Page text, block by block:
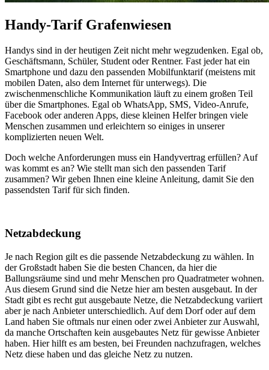
Handy-Tarif Grafenwiesen
Handys sind in der heutigen Zeit nicht mehr wegzudenken. Egal ob,
Geschäftsmann, Schüler, Student oder Rentner. Fast jeder hat ein
Smartphone und dazu den passenden Mobilfunktarif (meistens mit
mobilen Daten, also dem Internet für unterwegs). Die
zwischenmenschliche Kommunikation läuft zu einem großen Teil
über die Smartphones. Egal ob WhatsApp, SMS, Video-Anrufe,
Facebook oder anderen Apps, diese kleinen Helfer bringen viele
Menschen zusammen und erleichtern so einiges in unserer
komplizierten neuen Welt.
Doch welche Anforderungen muss ein Handyvertrag erfüllen? Auf
was kommt es an? Wie stellt man sich den passenden Tarif
zusammen? Wir geben Ihnen eine kleine Anleitung, damit Sie den
passendsten Tarif für sich finden.
Netzabdeckung
Je nach Region gilt es die passende Netzabdeckung zu wählen. In
der Großstadt haben Sie die besten Chancen, da hier die
Ballungsräume sind und mehr Menschen pro Quadratmeter wohnen.
Aus diesem Grund sind die Netze hier am besten ausgebaut. In der
Stadt gibt es recht gut ausgebaute Netze, die Netzabdeckung variiert
aber je nach Anbieter unterschiedlich. Auf dem Dorf oder auf dem
Land haben Sie oftmals nur einen oder zwei Anbieter zur Auswahl,
da manche Ortschaften kein ausgebautes Netz für gewisse Anbieter
haben. Hier hilft es am besten, bei Freunden nachzufragen, welches
Netz diese haben und das gleiche Netz zu nutzen.